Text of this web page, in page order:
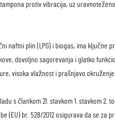
protiv vibracija, uz
naftni plin (LPG) i biogas, ima ključne
dovoljno sagorevanja i glatko
visoka vlažnost i prašnjavo okruženje.
s člankom 21. stavkom 1. stavkom 2.
(EU) br. 528/2012 osigurava da se za